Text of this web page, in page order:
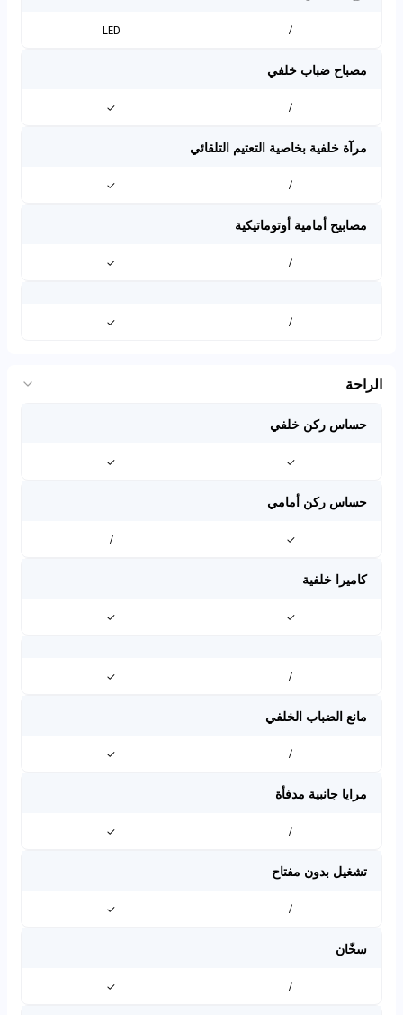
/
LED
مصباح ضباب خلفي
/
✓
مرآة خلفية بخاصية التعتيم التلقائي
/
✓
مصابيح أمامية أوتوماتيكية
/
✓
/
✓
الراحة
حساس ركن خلفي
✓
✓
حساس ركن أمامي
✓
/
كاميرا خلفية
✓
✓
/
✓
مانع الضباب الخلفي
/
✓
مرايا جانبية مدفأة
/
✓
تشغيل بدون مفتاح
/
✓
سخّان
/
✓